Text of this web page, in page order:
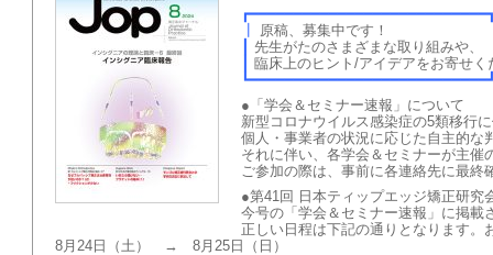
原稿、募集
先生がたのさまざま
臨床上のヒント/アイデアを
●「学会＆セミナー速報」について
新型コロナウイルス感染症の5類移行
個人・事業者の状況に応じた自主的な
それに伴い、各学会＆セミナーが主
ご参加の際は、事前に各連絡先に最
●第41回 日本ティップエッジ矯正研究
今号の「学会＆セミナー速報」に掲載
正しい日程は下記の通りとなります。
8月24日（土） → 8月25日（日）